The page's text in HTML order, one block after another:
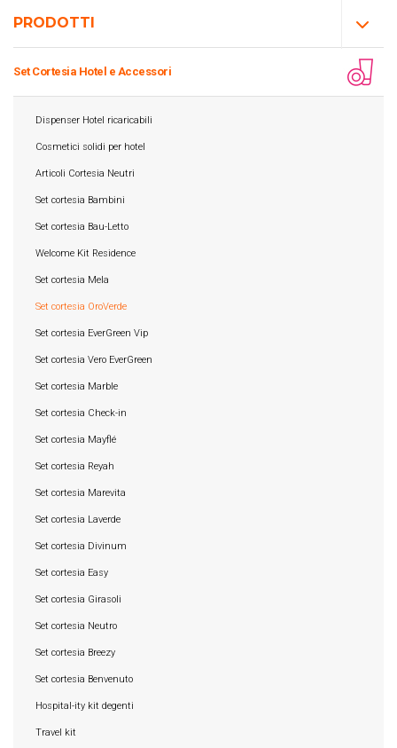
PRODOTTI
Set Cortesia Hotel e Accessori
Dispenser Hotel ricaricabili
Cosmetici solidi per hotel
Articoli Cortesia Neutri
Set cortesia Bambini
Set cortesia Bau-Letto
Welcome Kit Residence
Set cortesia Mela
Set cortesia OroVerde
Set cortesia EverGreen Vip
Set cortesia Vero EverGreen
Set cortesia Marble
Set cortesia Check-in
Set cortesia Mayflé
Set cortesia Reyah
Set cortesia Marevita
Set cortesia Laverde
Set cortesia Divinum
Set cortesia Easy
Set cortesia Girasoli
Set cortesia Neutro
Set cortesia Breezy
Set cortesia Benvenuto
Hospital-ity kit degenti
Travel kit